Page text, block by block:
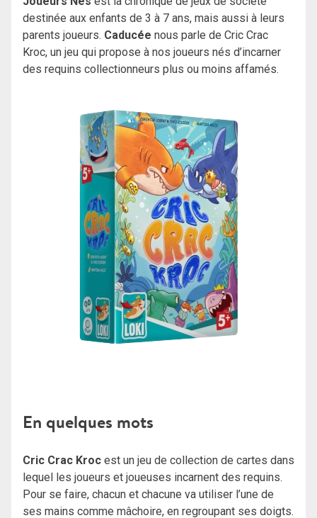
destinée aux enfants de 3 à 7 ans, mais aussi à leurs
parents joueurs. Caducée nous parle de Cric Crac
Kroc, un jeu qui propose à nos joueurs nés d’incarner
des requins collectionneurs plus ou moins affamés.
En quelques mots
Cric Crac Kroc est un jeu de collection de cartes dans
lequel les joueurs et joueuses incarnent des requins.
Pour se faire, chacun et chacune va utiliser l’une de
ses mains comme mâchoire, en regroupant ses doigts.